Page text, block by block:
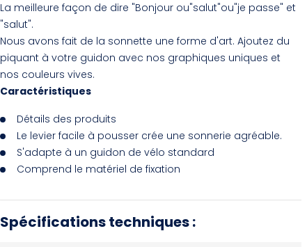
La meilleure façon de dire "Bonjour ou"salut"ou"je passe" et
"salut".
Nous avons fait de la sonnette une forme d'art. Ajoutez du
piquant à votre guidon avec nos graphiques uniques et
nos couleurs vives.
Caractéristiques
Détails des produits
Le levier facile à pousser crée une sonnerie agréable.
S'adapte à un guidon de vélo standard
Comprend le matériel de fixation
Spécifications techniques :